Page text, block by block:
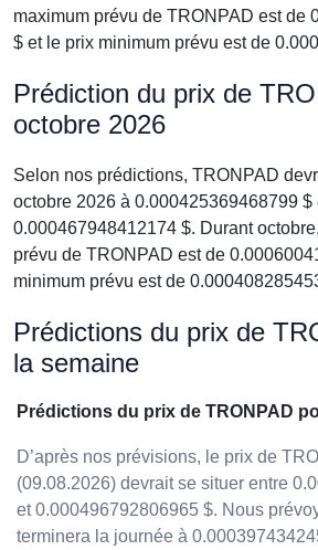
maximum prévu de TRONPAD est de
$ et le prix minimum prévu est de
Prédiction du prix de
octobre 2026
Selon nos prédictions, TRONPAD
octobre 2026 à 0.000425369468799 $
0.000467948412174 $. Durant
prévu de TRONPAD est de
minimum prévu est de
Prédictions du prix de
la semaine
Prédictions du prix de TRONPAD
D’après nos prévisions, le prix de
(09.08.2026) devrait se situer entre
et 0.000496792806965 $. Nous
terminera la journée à